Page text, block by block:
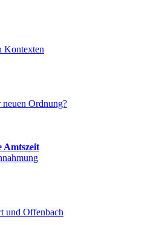
Kontexten
Ordnung?
Amtszeit
und Offenbach